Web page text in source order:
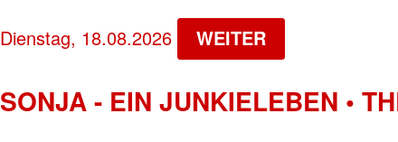
Dienstag, 18.08.2026 WEITER
SONJA - EIN JUNKIELEBEN •